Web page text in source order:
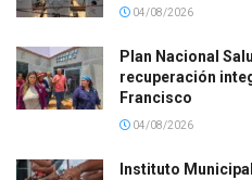
04/08/2026
Plan Nacional
recuperación
Francisco
04/08/2026
Instituto